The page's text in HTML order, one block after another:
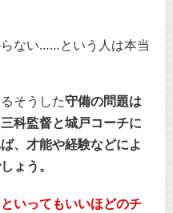
ない……という人は本当
そうした守備の問題は
科監督と城戸コーチに
、才能や経験などによ
ょう。
いってもいいほどのチ